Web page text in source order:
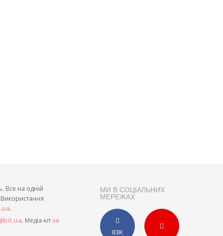
МИ В СОЦІАЛЬНИХ
МЕРЕЖАХ
83K
Все на одній
Використання
.
. Медіа-кіт за